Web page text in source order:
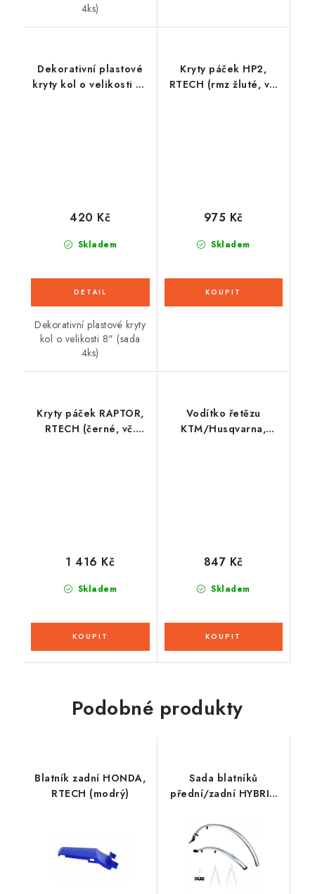
4ks)
Dekorativní plastové
kryty kol o velikosti 8"
Skladem
420 Kč
Dekorativní plastové kryty
kol o velikosti 8" (sada
4ks)
Kryty páček HP2,
RTECH (rmz žluté, vč.
Skladem
975 Kč
Kryty páček RAPTOR,
RTECH (černé, vč.
Skladem
1 416 Kč
Vodítko řetězu
KTM/Husqvarna,
Skladem
847 Kč
Podobné produkty
Blatník zadní HONDA,
RTECH (modrý)
Sada blatníků
přední/zadní HYBRID
kola/pneu 700C,
OXFORD (černé, šírka
46 mm, vč. kotevních
vzpěr)